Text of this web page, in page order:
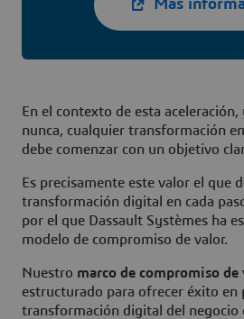
Más
En el contexto de esta
nunca, cualquier transformación
debe comenzar con un objetivo
Es precisamente este valor el que
transformación digital en cada
por el que Dassault Systèmes ha
modelo de compromiso de valor.
Nuestro marco de compromiso de
estructurado para ofrecer éxito en
transformación digital del negocio